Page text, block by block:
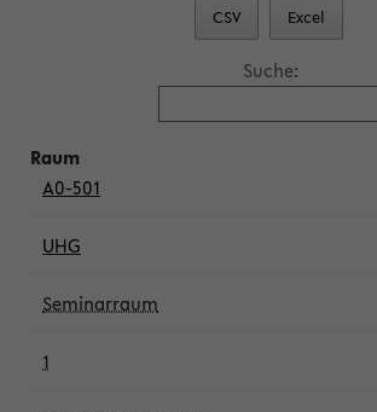
CSV Excel
Suche:
A0-501
UHG
Seminarraum
1